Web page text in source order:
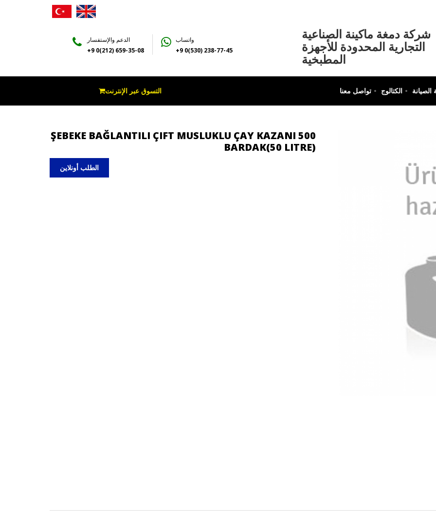
Damga
Makina
شركة دمغة ماكينة الصناعية
التجارية المحدودة للأجهزة
المطبخية
الدعم والإستفسار
+9 0(212) 659-35-08
واتساب
+9 0(530) 238-77-45
الكتالوج تواصل معنا التسوق عبر الإنترنت
ŞEBEKE BAĞLANTILI ÇIFT MUSLUKLU ÇAY KAZANI 500
BARDAK(50 LITRE)
الطلب أونلاين